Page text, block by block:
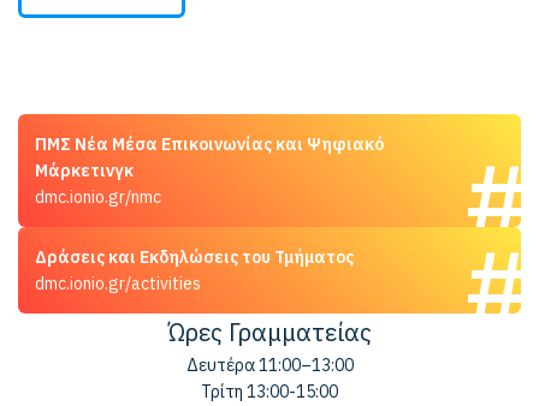
ΠΜΣ Νέα Μέσα Επικοινωνίας και Ψηφιακό
Μάρκετινγκ
dmc.ionio.gr/nmc
Δράσεις και Εκδηλώσεις του Τμήματος
dmc.ionio.gr/activities
Ώρες Γραμματείας
Δευτέρα 11:00–13:00
Τρίτη 13:00-15:00